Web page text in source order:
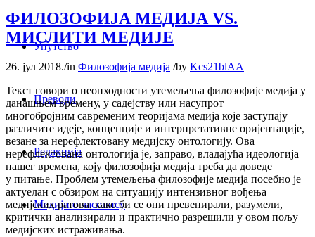
Упутство
Преводи
Редакција
Медији о часопису
ФИЛОЗОФИЈА МЕДИЈА VS.
МИСЛИТИ МЕДИЈЕ
26. јул 2018./in Филозофија медија /by Kcs21blAA
Текст говори о неопходности утемељења филозофије медија у
данашњем времену, у садејству или насупрот
многобројним савременим теоријама медија које заступају
различите идеје, концепције и интерпретативне оријентације,
везане за нерефлектовану медијску онтологију. Ова
нерефлектована онтологија је, заправо, владајућа идеологија
нашег времена, коју филозофија медија треба да доведе
у питање. Проблем утемељења филозофије медија посебно је
актуелан с обзиром на ситуацију интензивног вођења
медијских ратова, како би се они превенирали, разумели,
критички анализирали и практично разрешили у овом пољу
медијских истраживања.